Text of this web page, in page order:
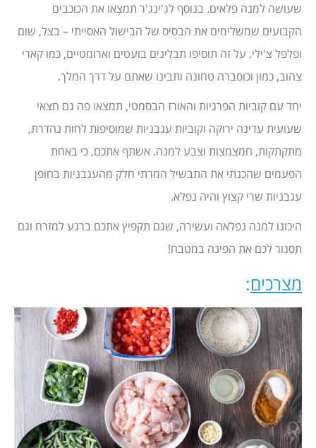
שעושה למנה פלאים. בנוסף לג'ינג'ר תמצאו את הכוכבים
הקבועים שמשלימים את הבסיס של הבישול האסייתי – בצל, שום
ופלפל צ'ילי. על זה תוסיפו תבלינים בועטים וארומטיים, כמו קארי
צהוב, כמון וכוסברה טחונה ותבינו שאתם על דרך המלך.
יחד עם קוביות הפרגיות והאורז הבסמטי, תמצאו פה גם חצאי
שעועית עדינה ירוקה וקוביות עגבניות שמוסיפות לחות נהדרת,
מתקתקות, חמצמצות וצבע למנה. אשתף אתכם, כי באחת
הפעמים שהכנתי את התבשיל המרתי חלק מהעגבניות בחופן
עגבניות שרי קצוץ והיה נפלא.
היכונו למנה נפלאה ועשירה, שגם תקפיץ אתכם ברגע למזרח וגם
תסגור לכם את הפינה במטבח!
מצרכים: